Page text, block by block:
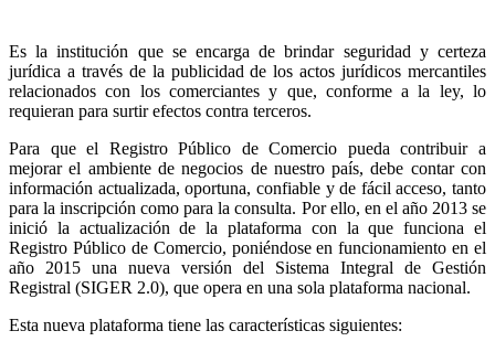
Es la institución que se encarga de brindar seguridad y certeza
jurídica a través de la publicidad de los actos jurídicos mercantiles
relacionados con los comerciantes y que, conforme a la ley, lo
requieran para surtir efectos contra terceros.
Para que el Registro Público de Comercio pueda contribuir a
mejorar el ambiente de negocios de nuestro país, debe contar con
información actualizada, oportuna, confiable y de fácil acceso, tanto
para la inscripción como para la consulta. Por ello, en el año 2013 se
inició la actualización de la plataforma con la que funciona el
Registro Público de Comercio, poniéndose en funcionamiento en el
año 2015 una nueva versión del Sistema Integral de Gestión
Registral (SIGER 2.0), que opera en una sola plataforma nacional.
Esta nueva plataforma tiene las características siguientes: